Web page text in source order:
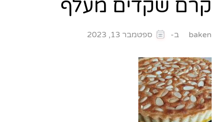
קרם שקדים מעלף
baken ב- ספטמבר 13, 2023